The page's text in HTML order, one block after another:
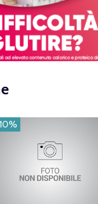
10%